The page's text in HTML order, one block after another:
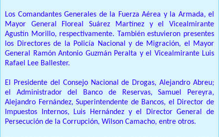
Los Comandantes Generales de la Fuerza Aérea y la Armada, el
Mayor General Floreal Suárez Martínez y el Vicealmirante
Agustín Morillo, respectivamente. También estuvieron presentes
los Directores de la Policía Nacional y de Migración, el Mayor
General Ramón Antonio Guzmán Peralta y el Vicealmirante Luis
Rafael Lee Ballester.
El Presidente del Consejo Nacional de Drogas, Alejandro Abreu;
el Administrador del Banco de Reservas, Samuel Pereyra,
Alejandro Fernández, Superintendente de Bancos, el Director de
Impuestos Internos, Luis Hernández y el Director General de
Persecución de la Corrupción, Wilson Camacho, entre otros.